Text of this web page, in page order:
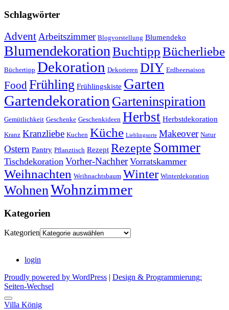
Schlagwörter
Advent Arbeitszimmer Blogvorstellung Blumendeko
Blumendekoration BuchtippBücherliebe
Büchertipp Dekoration Dekorieren DIY Erdbeersaison
FoodFrühling Frühlingskiste Garten
Gartendekoration Garteninspiration
Gemütlichkeit Geschenke Geschenkideen Herbst Herbstdekoration
Kranz Kranzliebe Kuchen Küche Lieblingsorte Makeover Natur
Ostern Pantry Pflanztisch Rezept Rezepte Sommer
Tischdekoration Vorher-Nachher Vorratskammer
Weihnachten Weihnachtsbaum Winter Winterdekoration
WohnenWohnzimmer
Kategorien
Kategorien
login
Proudly powered by WordPress
Design & Programmierung:
Seiten-Wechsel
Villa König